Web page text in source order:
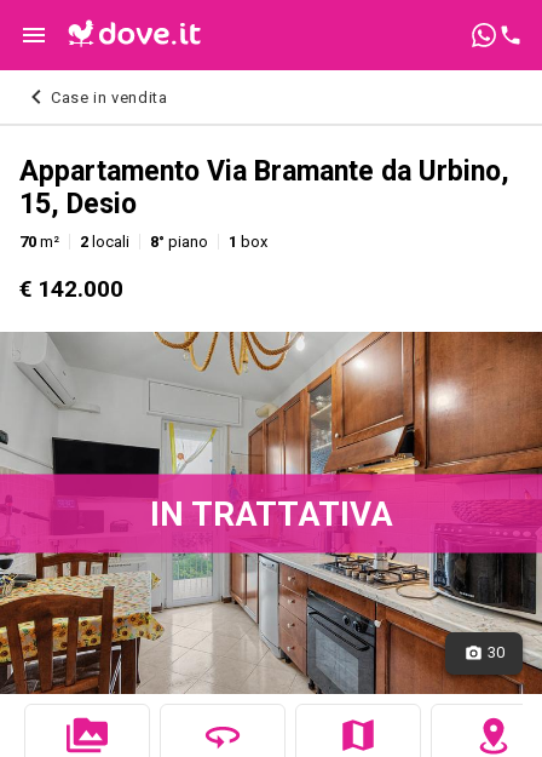
Case in vendita
Appartamento Via Bramante da Urbino,
15, Desio
70 m² 2 locali 8° piano 1 box
€ 142.000
30
IN TRATTATIVA